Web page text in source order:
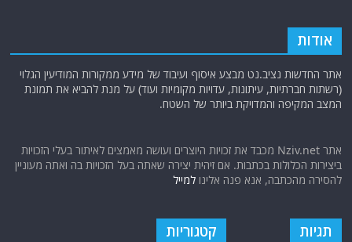
אודות
אתר החדשות נציב.נט מבצע איסוף ועיבוד של מידע ממקורות המודיעין הגלוי
(רשתות חברתיות, עיתונות, עדויות מקומיות ועוד) על מנת להביא את תמונת
המצב המקיפה והמדויקת ביותר של השטח.
אתר Nziv.net מכבד את זכויות היוצרים ועושה מאמצים לאיתור בעלי הזכויות
ביצירות הכלולות בכתבות. אם זיהית יצירה שאתה בעל הזכויות בה ואתה מעוניין
להסירה מהכתבה, אנא פנה אלינולמייל
תגיות קטגוריות